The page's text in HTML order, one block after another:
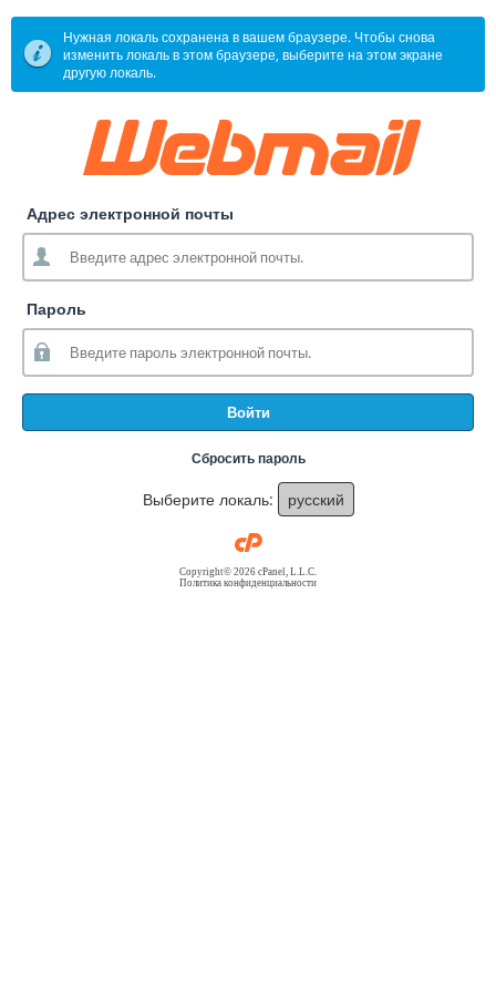
Нужная локаль сохранена в вашем браузере. Чтобы снова
изменить локаль в этом браузере, выберите на этом экране
другую локаль.
Адрес электронной почты
Пароль
Войти
Сбросить пароль
Выберите локаль: русский
Copyright© 2026 cPanel, L.L.C.
Политика конфиденциальности